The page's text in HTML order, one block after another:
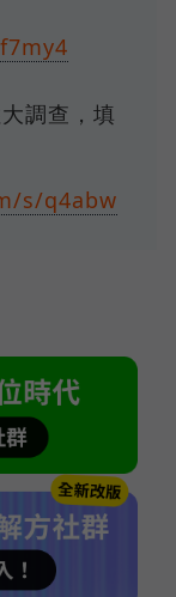
調查，填
s/q4abw